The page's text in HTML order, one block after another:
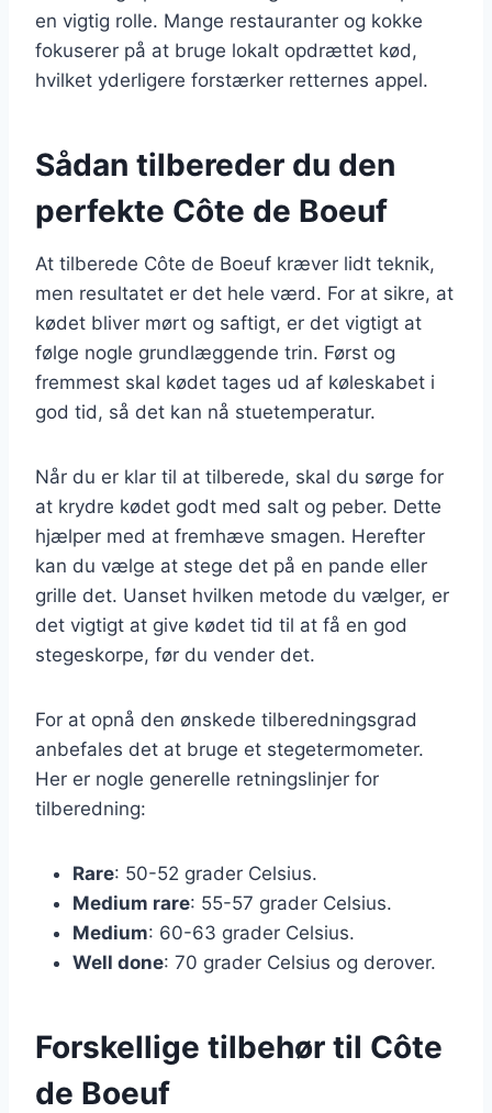
en vigtig rolle. Mange restauranter og kokke
fokuserer på at bruge lokalt opdrættet kød,
hvilket yderligere forstærker retternes appel.
Sådan tilbereder du den
perfekte Côte de Boeuf
At tilberede Côte de Boeuf kræver lidt teknik,
men resultatet er det hele værd. For at sikre, at
kødet bliver mørt og saftigt, er det vigtigt at
følge nogle grundlæggende trin. Først og
fremmest skal kødet tages ud af køleskabet i
god tid, så det kan nå stuetemperatur.
Når du er klar til at tilberede, skal du sørge for
at krydre kødet godt med salt og peber. Dette
hjælper med at fremhæve smagen. Herefter
kan du vælge at stege det på en pande eller
grille det. Uanset hvilken metode du vælger, er
det vigtigt at give kødet tid til at få en god
stegeskorpe, før du vender det.
For at opnå den ønskede tilberedningsgrad
anbefales det at bruge et stegetermometer.
Her er nogle generelle retningslinjer for
tilberedning:
Rare: 50-52 grader Celsius.
Medium rare: 55-57 grader Celsius.
Medium: 60-63 grader Celsius.
Well done: 70 grader Celsius og derover.
Forskellige tilbehør til Côte
de Boeuf